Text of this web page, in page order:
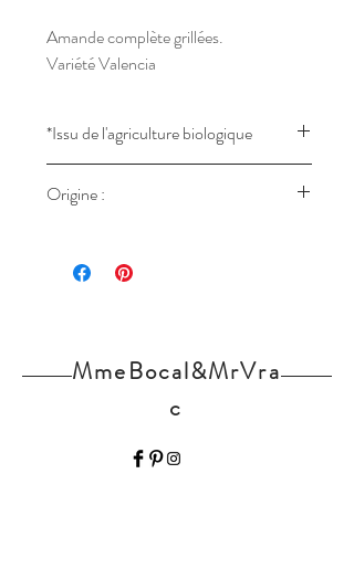
Amande complète grillées.
Variété Valencia
*Issu de l'agriculture biologique
Origine :
MmeBocal&MrVra
c